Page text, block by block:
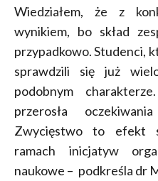
Wiedziałem, że z
wynikiem, bo skład
przypadkowo. Studenci,
sprawdzili się już
podobnym
przerosła
Zwycięstwo to efekt
ramach inicjatyw
naukowe – podkreśla dr